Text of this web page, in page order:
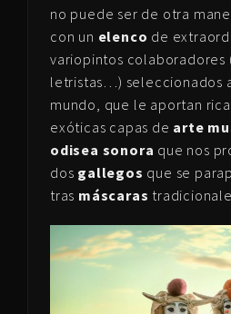
no puede ser de otra
con un elenco de
variopintos colaboradores
letristas…) seleccionados
mundo, que le aportan
exóticas capas de arte
odisea sonora que nos
dos gallegos que se
tras máscaras